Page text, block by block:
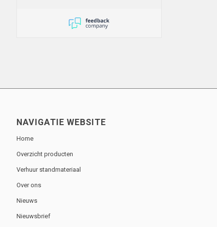
service addresses matters
efficiently, providing well-
to be a valuable supplier
NAVIGATIE WEBSITE
Home
Overzicht producten
Verhuur standmateriaal
Over ons
Nieuws
Nieuwsbrief